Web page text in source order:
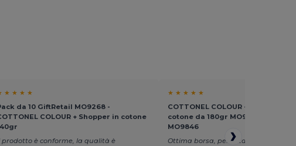
★ ★ ★ ★
da 10 GiftRetail MO9268 -
COLOUR + Shopper in cotone
prodotto è conforme, la qualità è
★ ★ ★ ★ ★
COTTONEL COLOUR ++ Shopper in
cotone da 180gr MO9846- -
MO9846
Ottima borsa, perfetta per la